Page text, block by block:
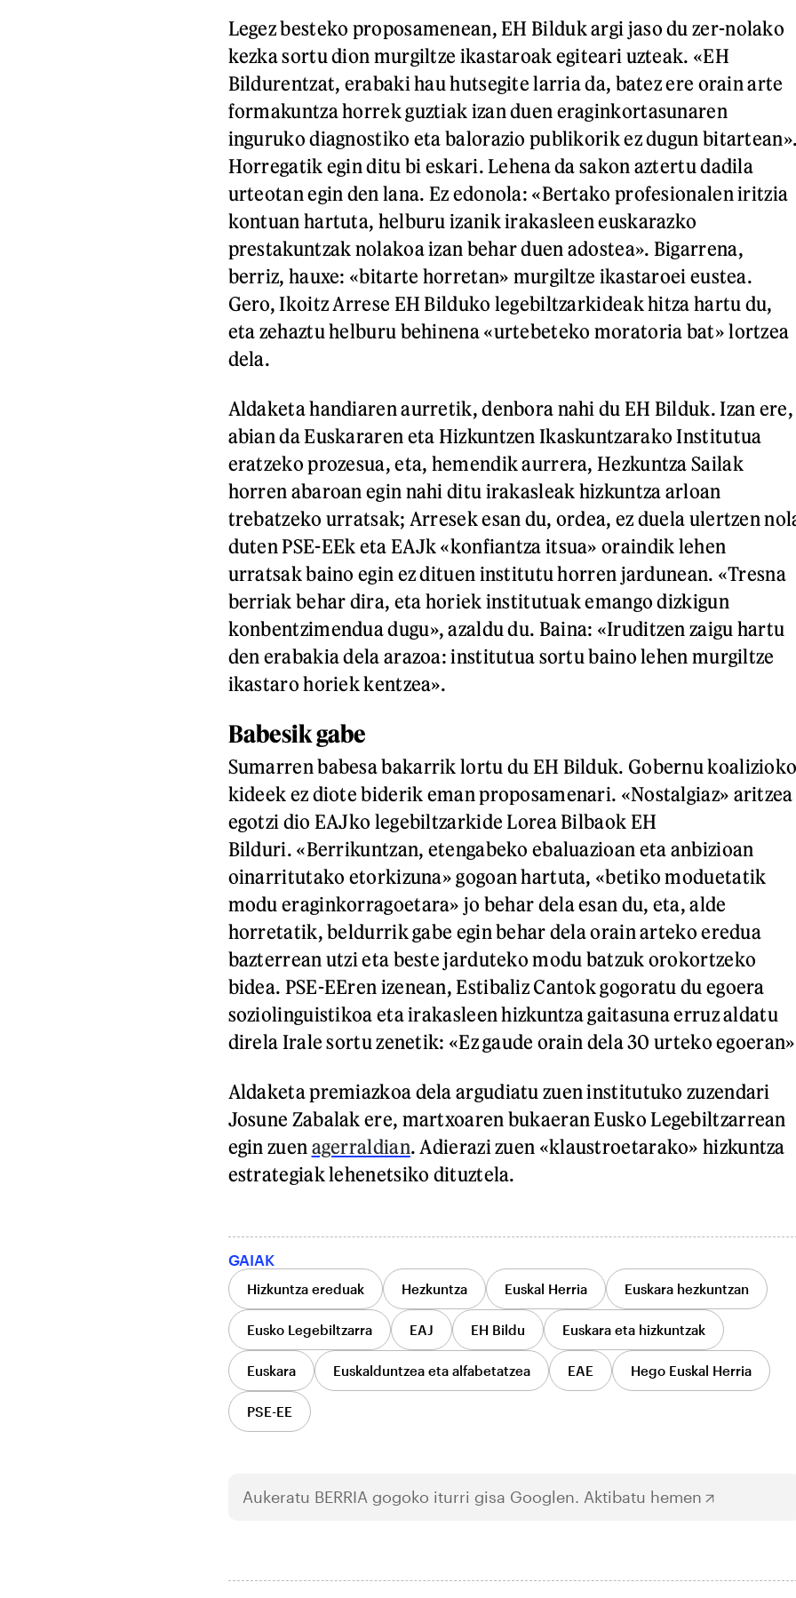
Legez besteko proposamenean, EH Bilduk argi jaso du zer-nolako
kezka sortu dion murgiltze ikastaroak egiteari uzteak. «EH
Bildurentzat, erabaki hau hutsegite larria da, batez ere orain arte
formakuntza horrek guztiak izan duen eraginkortasunaren
inguruko diagnostiko eta balorazio publikorik ez dugun
Horregatik egin ditu bi eskari. Lehena da sakon aztertu dadila
urteotan egin den lana. Ez edonola: «Bertako profesionalen iritzia
kontuan hartuta, helburu izanik irakasleen euskarazko
prestakuntzak nolakoa izan behar duen adostea». Bigarrena,
berriz, hauxe: «bitarte horretan» murgiltze ikastaroei eustea.
Gero, Ikoitz Arrese EH Bilduko legebiltzarkideak hitza hartu du,
eta zehaztu helburu behinena «urtebeteko moratoria bat» lortzea
dela.
Aldaketa handiaren aurretik, denbora nahi du EH Bilduk. Izan ere,
abian da Euskararen eta Hizkuntzen Ikaskuntzarako Institutua
eratzeko prozesua, eta, hemendik aurrera, Hezkuntza Sailak
horren abaroan egin nahi ditu irakasleak hizkuntza arloan
trebatzeko urratsak; Arresek esan du, ordea, ez duela ulertzen
duten PSE-EEk eta EAJk «konfiantza itsua» oraindik lehen
urratsak baino egin ez dituen institutu horren jardunean. «Tresna
berriak behar dira, eta horiek institutuak emango dizkigun
konbentzimendua dugu», azaldu du. Baina: «Iruditzen zaigu hartu
den erabakia dela arazoa: institutua sortu baino lehen murgiltze
ikastaro horiek kentzea».
Babesik gabe
Sumarren babesa bakarrik lortu du EH Bilduk. Gobernu
kideek ez diote biderik eman proposamenari. «Nostalgiaz» aritzea
egotzi dio EAJko legebiltzarkide Lorea Bilbaok EH
Bilduri. «Berrikuntzan, etengabeko ebaluazioan eta anbizioan
oinarritutako etorkizuna» gogoan hartuta, «betiko moduetatik
modu eraginkorragoetara» jo behar dela esan du, eta, alde
horretatik, beldurrik gabe egin behar dela orain arteko eredua
bazterrean utzi eta beste jarduteko modu batzuk orokortzeko
bidea. PSE-EEren izenean, Estibaliz Cantok gogoratu du egoera
soziolinguistikoa eta irakasleen hizkuntza gaitasuna erruz aldatu
direla Irale sortu zenetik: «Ez gaude orain dela 30 urteko
Aldaketa premiazkoa dela argudiatu zuen institutuko zuzendari
Josune Zabalak ere, martxoaren bukaeran Eusko Legebiltzarrean
egin zuen agerraldian. Adierazi zuen «klaustroetarako» hizkuntza
estrategiak lehenetsiko dituztela.
GAIAK
Hizkuntza ereduak Hezkuntza Euskal Herria Euskara hezkuntzan
Eusko Legebiltzarra EAJ EH Bildu Euskara eta hizkuntzak
Euskara Euskalduntzea eta alfabetatzea EAE Hego Euskal Herria
PSE-EE
Aukeratu BERRIA gogoko iturri gisa Googlen. Aktibatu hemen